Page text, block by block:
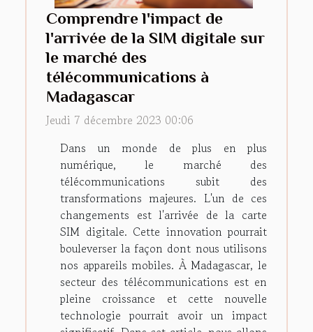
Comprendre l'impact de
l'arrivée de la SIM digitale sur
le marché des
télécommunications à
Madagascar
Jeudi 7 décembre 2023 00:06
Dans un monde de plus en plus
numérique, le marché des
télécommunications subit des
transformations majeures. L'un de ces
changements est l'arrivée de la carte
SIM digitale. Cette innovation pourrait
bouleverser la façon dont nous utilisons
nos appareils mobiles. À Madagascar, le
secteur des télécommunications est en
pleine croissance et cette nouvelle
technologie pourrait avoir un impact